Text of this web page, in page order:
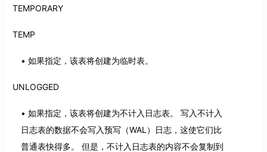
TEMPORARY
TEMP
如果指定，该表将创建为临时表。
UNLOGGED
如果指定，该表将创建为不计入日志表。 写入不计入
日志表的数据不会写入预写（WAL）日志，这使它们比
普通表快得多。 但是，不计入日志表的内容不会复制到